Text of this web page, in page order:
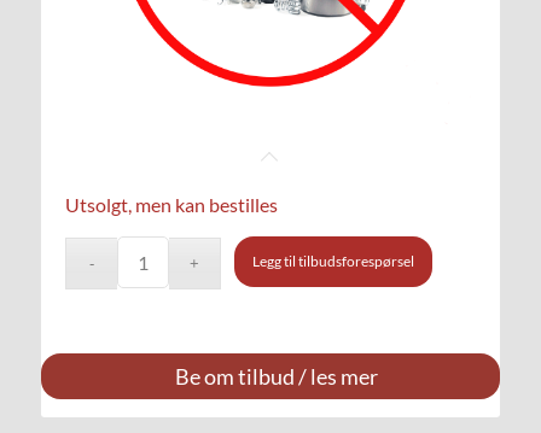
Utsolgt, men kan bestilles
Legg til tilbudsforespørsel
Be om tilbud / les mer